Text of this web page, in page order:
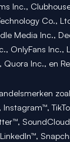
Inc.,
Co.,
Media Inc.,
OnlyFans Inc.,
Quora Inc., en
Instagram™,